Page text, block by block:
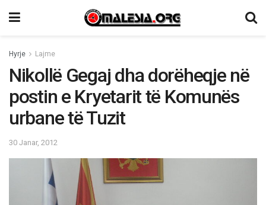
Hyrje Lajme
Nikollë Gegaj dha dorëheqje në
postin e Kryetarit të Komunës
urbane të Tuzit
30 Janar, 2012